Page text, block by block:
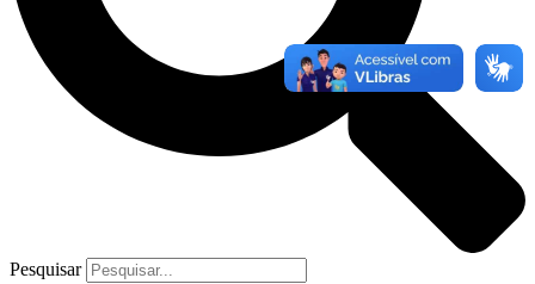
Pesquisar